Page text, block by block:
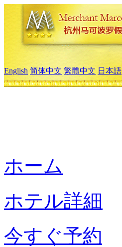
English 简体中文 繁體中文 日本語
ホーム
ホテル詳細
今すぐ予約